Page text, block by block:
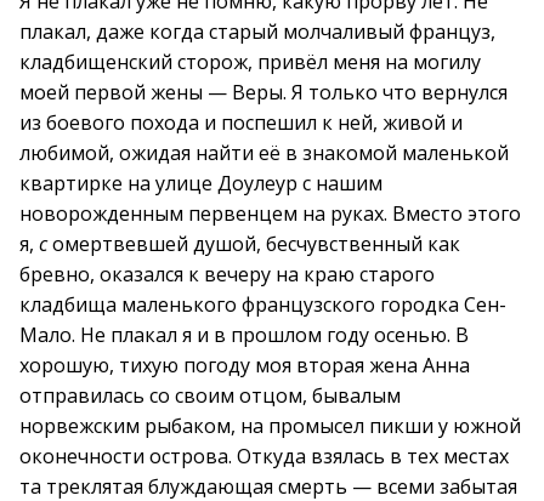
плакал, даже когда старый молчаливый француз,
кладбищенский сторож, привёл меня на могилу
моей первой жены — Веры. Я только что вернулся
из боевого похода и поспешил к ней, живой и
любимой, ожидая найти её в знакомой маленькой
квартирке на улице Доулеур с нашим
новорожденным первенцем на руках. Вместо этого
я, сомертвевшей душой, бесчувственный как
бревно, оказался к вечеру на краю старого
кладбища маленького французского городка Сен-
Мало. Не плакал я и в прошлом году осенью. В
хорошую, тихую погоду моя вторая жена Анна
отправилась со своим отцом, бывалым
норвежским рыбаком, на промысел пикши у южной
оконечности острова. Откуда взялась в тех местах
та треклятая блуждающая смерть — всеми забытая